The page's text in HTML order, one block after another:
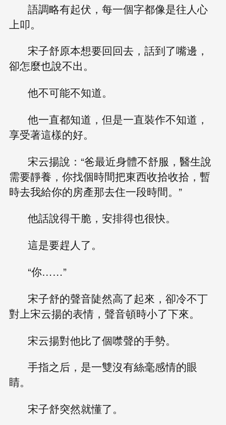
語調略有起伏，每一個字都像是往人心
上叩。
宋子舒原本想要回回去，話到了嘴邊，
卻怎麼也說不出。
他不可能不知道。
他一直都知道，但是一直裝作不知道，
享受著這樣的好。
宋云揚說：“爸最近身體不舒服，醫生說
需要靜養，你找個時間把東西收拾收拾，暫
時去我給你的房產那去住一段時間。”
他話說得干脆，安排得也很快。
這是要趕人了。
“你……”
宋子舒的聲音陡然高了起來，卻冷不丁
對上宋云揚的表情，聲音頓時小了下來。
宋云揚對他比了個噤聲的手勢。
手指之后，是一雙沒有絲毫感情的眼
睛。
宋子舒突然就懂了。